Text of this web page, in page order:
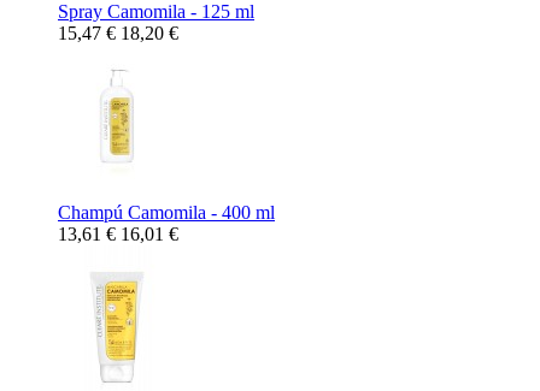
Spray Camomila - 125 ml
15,47 € 18,20 €
Champú Camomila - 400 ml
13,61 € 16,01 €